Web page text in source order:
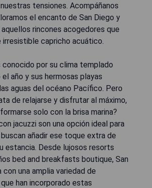
tensiones. Acompáñanos
el encanto de San Diego y
rincones acogedores que
capricho acuático.
conocido por su clima templado
año y sus hermosas playas
aguas del océano Pacífico. Pero
de relajarse y disfrutar al máximo,
solo con la brisa marina?
jacuzzi son una opción ideal para
añadir ese toque extra de
estancia. Desde lujosos resorts
bed and breakfasts boutique, San
una amplia variedad de
han incorporado estas